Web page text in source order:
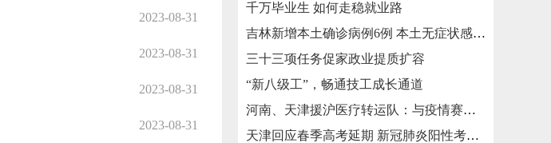
2023-08-31
2023-08-31
2023-08-31
2023-08-31
千万毕业生 如何走稳就业路
吉林新增本土确诊病例6例 本土无症状感染者15例
三十三项任务促家政业提质扩容
“新八级工”，畅通技工成长通道
河南、天津援沪医疗转运队：与疫情赛跑 为生命护航
天津回应春季高考延期 新冠肺炎阳性考生将在医院考试